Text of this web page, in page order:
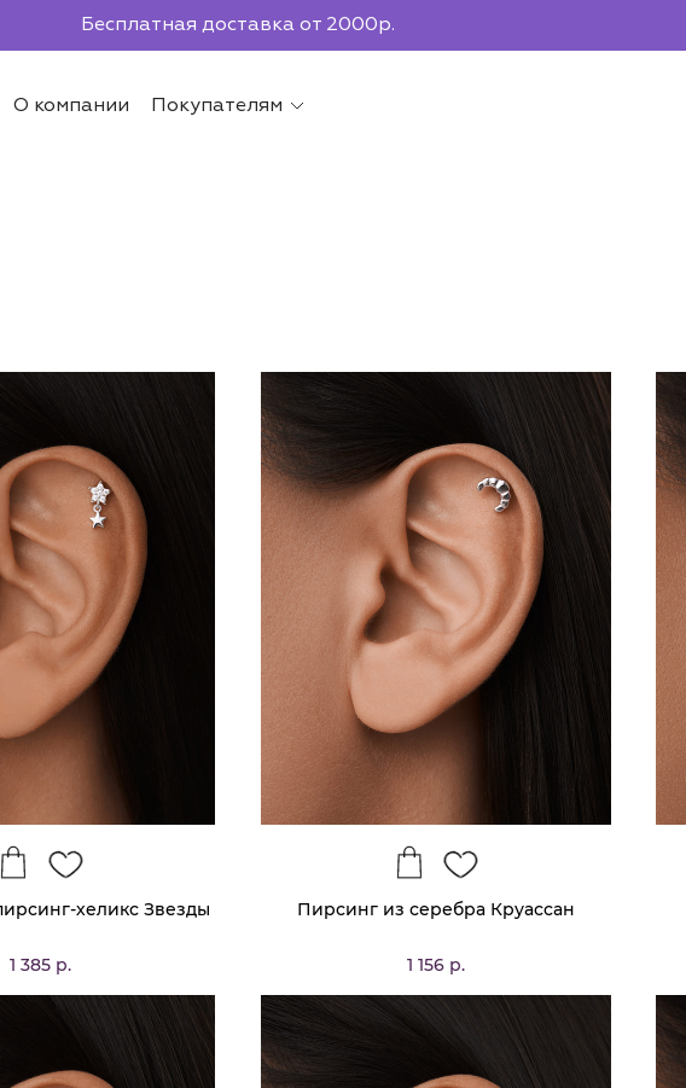
По всей России до ПВЗ СДЭК
О компании Покупателям
хеликс Звезды
1 385 р.
Пирсинг из серебра Круассан
1 156 р.